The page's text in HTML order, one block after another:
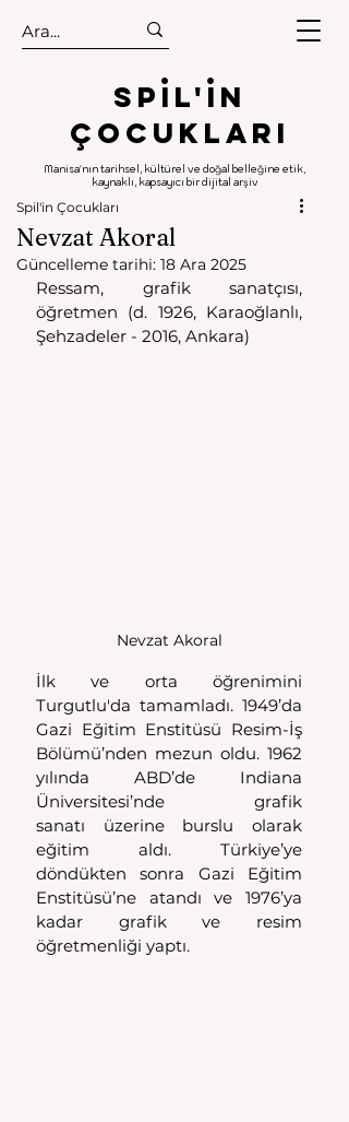
.
.
Spıl'in
Çocukları
Manisa'nın tarihsel, kültürel ve doğal belleğine etik,
kaynaklı, kapsayıcı bir dijital arşiv
Nevzat Akoral
Spil'in Çocukları
Güncelleme tarihi: 18 Ara 2025
Ressam, grafik sanatçısı,
öğretmen (d. 1926, Karaoğlanlı,
Şehzadeler - 2016, Ankara)
Nevzat Akoral
İlk ve orta öğrenimini
Turgutlu'da tamamladı. 1949’da
Gazi Eğitim Enstitüsü Resim-İş
Bölümü’nden mezun oldu. 1962
yılında ABD’de Indiana
Üniversitesi’nde grafik
sanatı üzerine burslu olarak
eğitim aldı. Türkiye’ye
döndükten sonra Gazi Eğitim
Enstitüsü’ne atandı ve 1976’ya
kadar grafik ve resim
öğretmenliği yaptı.